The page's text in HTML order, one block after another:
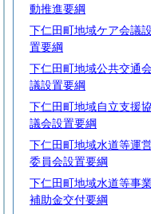
動推進要綱
下仁田町地域ケア会議設
置要綱
下仁田町地域公共交通
議設置要綱
下仁田町地域自立支援協
議会設置要綱
下仁田町地域水道等運
委員会設置要綱
下仁田町地域水道等事
補助金交付要綱